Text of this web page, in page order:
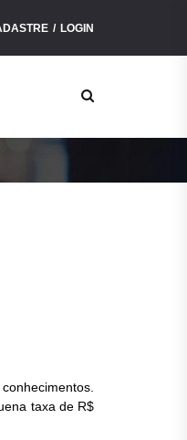
LOGIN
Buscar
taxa de R$